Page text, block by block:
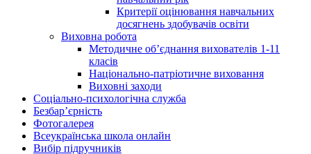
Критерії оцінювання навчальних
досягнень здобувачів освіти
Виховна робота
Методичне об’єднання вихователів 1-11
класів
Національно-патріотичне виховання
Виховні заходи
Соціально-психологічна служба
Безбар’єрність
Фотогалерея
Всеукраїнська школа онлайн
Вибір підручників